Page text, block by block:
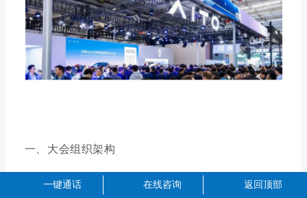
一、大会组织架构
作为中国首个经国务院批准的国家级智能网联汽车
一键通话 在线咨询 返回顶部